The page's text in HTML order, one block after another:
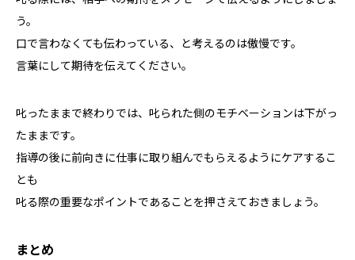
う。
口で言わなくても伝わっている、と考えるのは傲慢です。
言葉にして期待を伝えてください。
叱ったままで終わりでは、叱られた側のモチベーションは下がっ
たままです。
指導の後に前向きに仕事に取り組んでもらえるようにケアするこ
とも
叱る際の重要なポイントであることを押さえておきましょう。
まとめ